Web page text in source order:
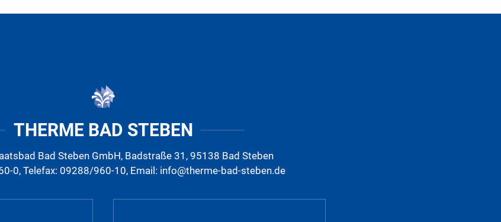
THERME BAD STEBEN
Bad Steben GmbH, Badstraße 31, 95138 Bad Steben
0, Telefax: 09288/960-10, Email: info@therme-bad-steben.de